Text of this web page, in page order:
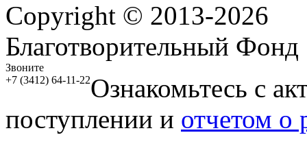
Copyright © 2013-2026
Благотворительный
Звоните
+7 (3412) 64-11-22Ознакомьтесь с
поступлении и отчетом о